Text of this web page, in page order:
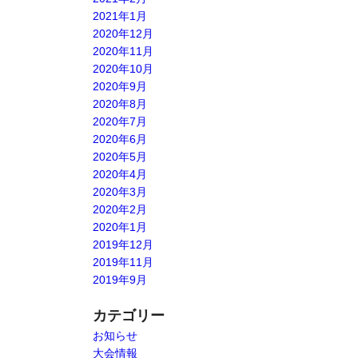
2021年1月
2020年12月
2020年11月
2020年10月
2020年9月
2020年8月
2020年7月
2020年6月
2020年5月
2020年4月
2020年3月
2020年2月
2020年1月
2019年12月
2019年11月
2019年9月
カテゴリー
お知らせ
大会情報